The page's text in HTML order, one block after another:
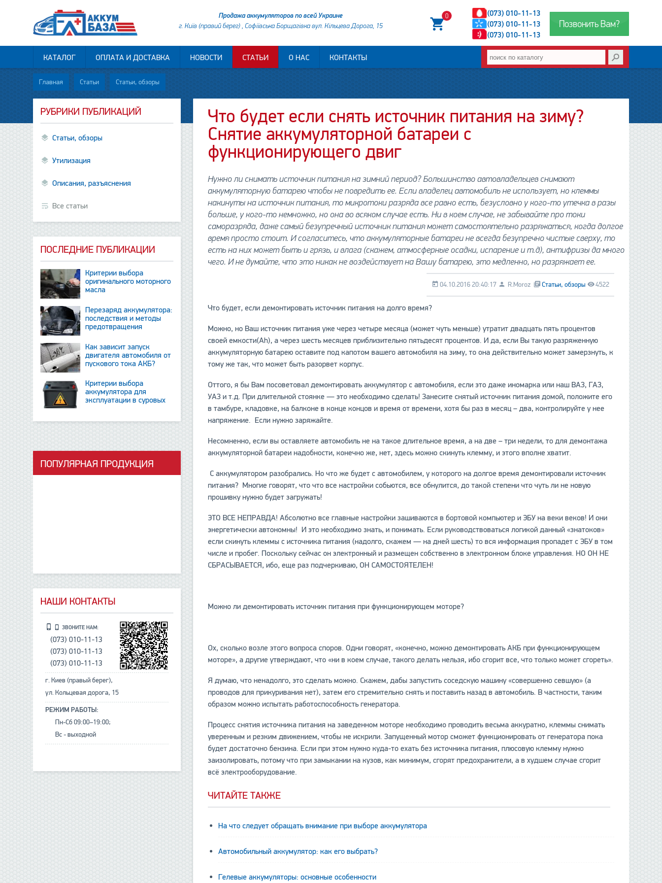
Позвонить Вам?
(073) 010-11-13
(073) 010-11-13
(073) 010-11-13
0
Продажа аккумуляторов по всей Украине
г. Київ (правий берег) , Софіївська Борщагівка вул. Кільцева Дорога, 15
КАТАЛОГ ОПЛАТА И ДОСТАВКА НОВОСТИ СТАТЬИ О НАС КОНТАКТЫ
Главная Статьи Статьи, обзоры
Что будет если снять источник питания на зиму?
Снятие аккумуляторной батареи с
функционирующего двиг
Нужно ли снимать источник питания на зимний период? Большинство автовладельцев снимают
аккумуляторную батарею чтобы не повредить ее. Если владелец автомобиль не использует, но клеммы
накинуты на источник питания, то микротоки разряда все равно есть, безусловно у кого-то утечка в разы
больше, у кого-то немножко, но она во всяком случае есть. Ни в коем случае, не забывайте про токи
саморазряда, даже самый безупречный источник питания может самостоятельно разряжаться, когда долгое
время просто стоит. И согласитесь, что аккумуляторные батареи не всегда безупречно чистые сверху, то
есть на них может быть и грязь, и влага (скажем, атмосферные осадки, испарение и т.д), антифризы да много
чего. И не думайте, что это никак не воздействует на Вашу батарею, это медленно, но разряжает ее.
Статьи, обзоры 4522
04.10.2016 20:40:17 R.Moroz
Что будет, если демонтировать источник питания на долго время?
Можно, но Ваш источник питания уже через четыре месяца (может чуть меньше) утратит двадцать пять процентов
своей емкости(Ah), а через шесть месяцев приблизительно пятьдесят процентов. И да, если Вы такую разряженную
аккумуляторную батарею оставите под капотом вашего автомобиля на зиму, то она действительно может замерзнуть, к
тому же так, что может быть разорвет корпус.
Оттого, я бы Вам посоветовал демонтировать аккумулятор с автомобиля, если это даже иномарка или наш ВАЗ, ГАЗ,
УАЗ и т.д. При длительной стоянке — это необходимо сделать! Занесите снятый источник питания домой, положите его
в тамбуре, кладовке, на балконе в конце концов и время от времени, хотя бы раз в месяц – два, контролируйте у нее
напряжение. Если нужно заряжайте.
Несомненно, если вы оставляете автомобиль не на такое длительное время, а на две – три недели, то для демонтажа
аккумуляторной батареи надобности, конечно же, нет, здесь можно скинуть клемму, и этого вполне хватит.
С аккумулятором разобрались. Но что же будет с автомобилем, у которого на долгое время демонтировали источник
питания? Многие говорят, что что все настройки собьются, все обнулится, до такой степени что чуть ли не новую
прошивку нужно будет загружать!
ЭТО ВСЕ НЕПРАВДА! Абсолютно все главные настройки зашиваются в бортовой компьютер и ЭБУ на веки веков! И они
энергетически автономны! И это необходимо знать, и понимать. Если руководствоваться логикой данный «знатоков»
если скинуть клеммы с источника питания (надолго, скажем — на дней шесть) то вся информация пропадет с ЭБУ в том
числе и пробег. Поскольку сейчас он электронный и размещен собственно в электронном блоке управления. НО ОН НЕ
СБРАСЫВАЕТСЯ, ибо, еще раз подчеркиваю, ОН САМОСТОЯТЕЛЕН!
Можно ли демонтировать источник питания при функционирующем моторе?
Ох, сколько возле этого вопроса споров. Одни говорят, «конечно, можно демонтировать АКБ при функционирующем
моторе», а другие утверждают, что «ни в коем случае, такого делать нельзя, ибо сгорит все, что только может сгореть».
Я думаю, что ненадолго, это сделать можно. Скажем, дабы запустить соседскую машину «совершенно севшую» (а
проводов для прикуривания нет), затем его стремительно снять и поставить назад в автомобиль. В частности, таким
образом можно испытать работоспособность генератора.
Процесс снятия источника питания на заведенном моторе необходимо проводить весьма аккуратно, клеммы снимать
уверенным и резким движением, чтобы не искрили. Запущенный мотор сможет функционировать от генератора пока
будет достаточно бензина. Если при этом нужно куда-то ехать без источника питания, плюсовую клемму нужно
заизолировать, потому что при замыкании на кузов, как минимум, сгорят предохранители, а в худшем случае сгорит
всё электрооборудование.
ЧИТАЙТЕ ТАКЖЕ
На что следует обращать внимание при выборе аккумулятора
Автомобильный аккумулятор: как его выбрать?
Гелевые аккумуляторы: основные особенности
РУБРИКИ ПУБЛИКАЦИЙ
Статьи, обзоры
Утилизация
Описания, разъяснения
Все статьи
ПОСЛЕДНИЕ ПУБЛИКАЦИИ
Критерии выбора
оригинального моторного
масла
Перезаряд аккумулятора:
последствия и методы
предотвращения
Как зависит запуск
двигателя автомобиля от
пускового тока АКБ?
Критерии выбора
аккумулятора для
эксплуатации в суровых
ПОПУЛЯРНАЯ ПРОДУКЦИЯ
НАШИ КОНТАКТЫ
ЗВОНИТЕ НАМ:
(073) 010-11-13
(073) 010-11-13
(073) 010-11-13
г. Киев (правый берег),
ул. Кольцевая дорога, 15
РЕЖИМ РАБОТЫ:
Пн-Сб 09:00–19:00;
Вс - выходной